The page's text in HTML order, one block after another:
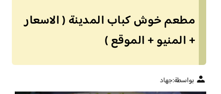
مطعم خوش كباب المدينة ( الاسعار
+ المنيو + الموقع )
بواسطة:جهاد